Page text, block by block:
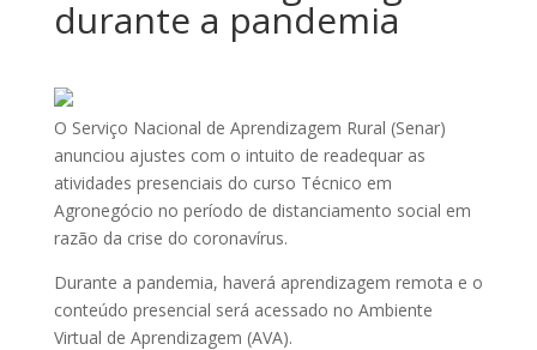
durante a pandemia
O Serviço Nacional de Aprendizagem Rural (Senar)
anunciou ajustes com o intuito de readequar as
atividades presenciais do curso Técnico em
Agronegócio no período de distanciamento social em
razão da crise do coronavírus.
Durante a pandemia, haverá aprendizagem remota e o
conteúdo presencial será acessado no Ambiente
Virtual de Aprendizagem (AVA).